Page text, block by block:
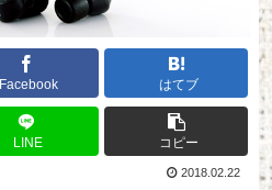
Facebook はてブ
LINE コピー
2018.02.22